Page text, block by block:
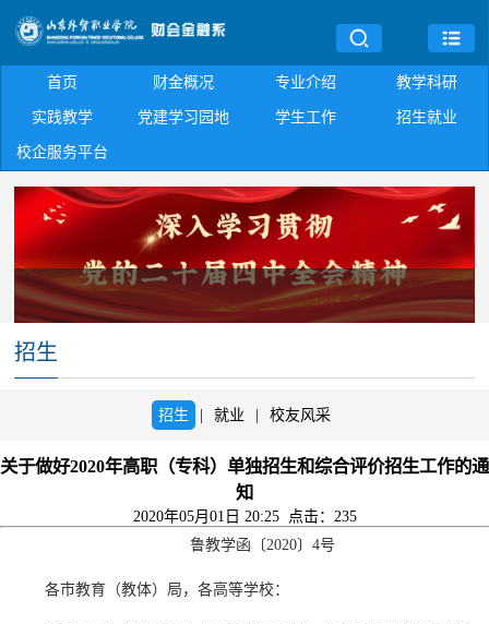
首页 财金概况 专业介绍 教学科研
实践教学 党建学习园地 学生工作 招生就业
校企服务平台
招生
招生 | 就业 | 校友风采
关于做好2020年高职（专科）单独招生和综合评价招生工作的通
知
2020年05月01日 20:25 点击： 235
鲁教学函〔2020〕4号
各市教育（教体）局，各高等学校：